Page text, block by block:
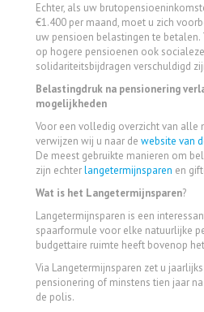
Echter, als uw
€1.400 per maand, moet u zich
uw pensioen belastingen te
op hogere pensioenen ook
solidariteitsbijdragen verschuldigd
Belastingdruk na pensionering
mogelijkheden
Voor een volledig overzicht van alle
verwijzen wij u naar de website van
De meest gebruikte manieren om
zijn echterlangetermijnsparen en
Wat is het Langetermijnsparen?
Langetermijnsparen is een
spaarformule voor elke natuurlijke
budgettaire ruimte heeft bovenop
Via Langetermijnsparen zet u
pensionering of minstens tien jaar
de polis.